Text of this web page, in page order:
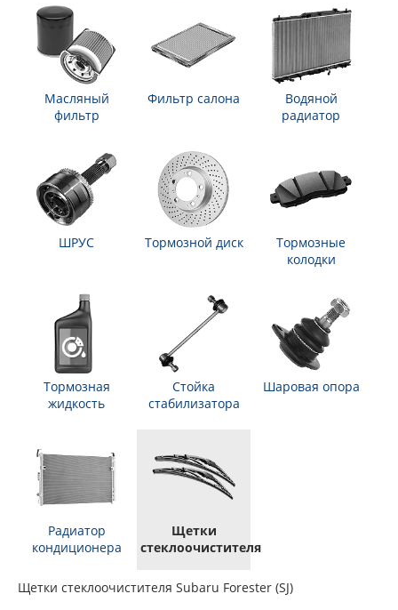
Масляный
фильтр
Фильтр салона
Водяной
радиатор
ШРУС Тормозной диск
Тормозные
колодки
Тормозная
жидкость
Стойка
стабилизатора
Шаровая опора
Радиатор
кондиционера
Щетки
стеклоочистителя
Щетки стеклоочистителя Subaru Forester (SJ)